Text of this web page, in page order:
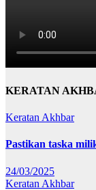
KERATAN
Keratan Akhbar
Pastikan taska
24/03/2025
Keratan Akhbar